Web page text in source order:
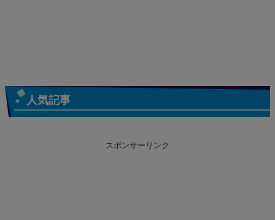
人気記事
スポンサーリンク